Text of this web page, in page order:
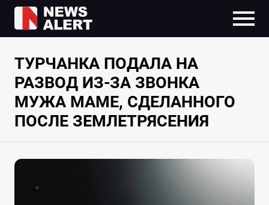
ТУРЧАНКА ПОДАЛА НА
РАЗВОД ИЗ-ЗА ЗВОНКА
МУЖА МАМЕ, СДЕЛАННОГО
ПОСЛЕ ЗЕМЛЕТРЯСЕНИЯ